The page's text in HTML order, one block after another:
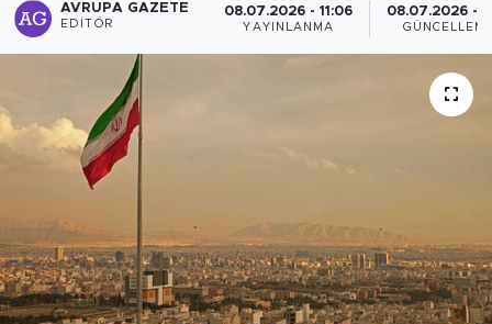
AVRUPA GAZETE
EDITÖR
08.07.2026 - 11:06
YAYINLANMA
08.07.2026 -